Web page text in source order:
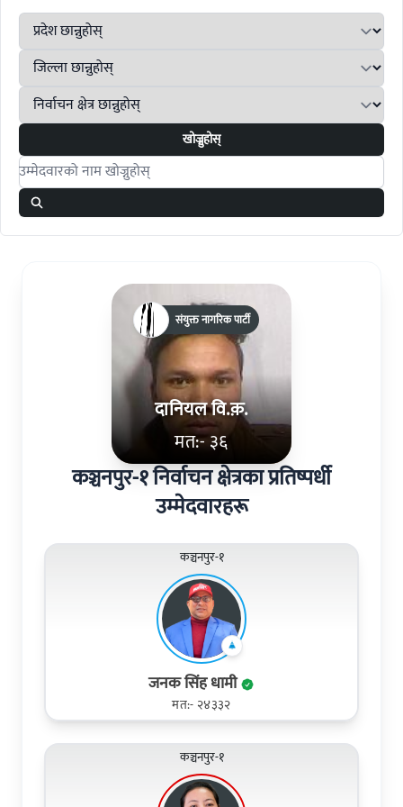
खोज्नुहोस्
Search candidates
दानियल वि.क़.
मत:- ३६
संयुक्त नागरिक पार्टी
कञ्चनपुर-१ निर्वाचन क्षेत्रका प्रतिष्पर्धी
उम्मेदवारहरू
कञ्चनपुर-१
जनक सिंह धामी
मत:- २४३३२
कञ्चनपुर-१